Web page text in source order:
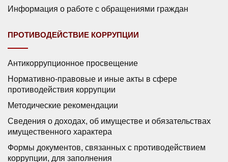
Информация о работе с обращениями граждан
ПРОТИВОДЕЙСТВИЕ КОРРУПЦИИ
Антикоррупционное просвещение
Нормативно-правовые и иные акты в сфере
противодействия коррупции
Методические рекомендации
Сведения о доходах, об имуществе и обязательствах
имущественного характера
Формы документов, связанных с противодействием
коррупции, для заполнения